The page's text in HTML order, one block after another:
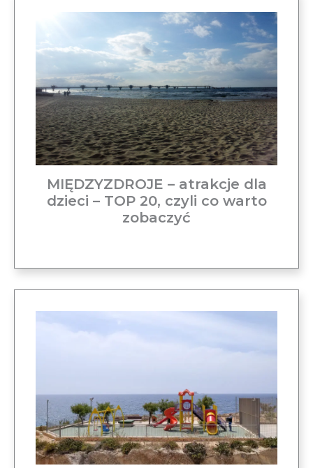
MIĘDZYZDROJE – atrakcje dla
dzieci – TOP 20, czyli co warto
zobaczyć